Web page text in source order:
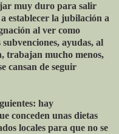
muy duro para salir
establecer la jubilación a
al ver como
subvenciones, ayudas, al
trabajan mucho menos,
cansan de seguir
hay
conceden unas dietas
locales para que no se